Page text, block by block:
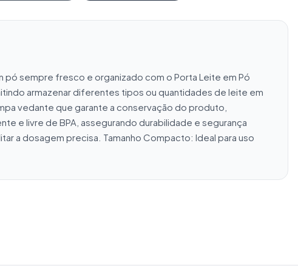
pó sempre fresco e organizado com o Porta Leite em Pó
armazenar diferentes tipos ou quantidades de leite em
vedante que garante a conservação do produto,
e livre de BPA, assegurando durabilidade e segurança
a dosagem precisa. Tamanho Compacto: Ideal para uso